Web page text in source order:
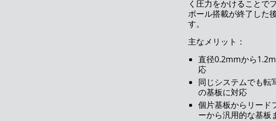
ASMPT ネプコンジャパン2022（東京）に出展
ASM アッセンブリーシステムズは名誉ある賞を受賞
く圧力をかけることで
ボール搭載が終了した
す。
主なメリット：
直径0.2mmから
応
同じシステムでも転
の基板に対応
個片基板からリード
ーから汎用的な基板